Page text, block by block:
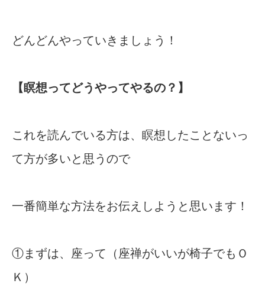
どんどんやっていきましょう！
【瞑想ってどうやってやるの？】
これを読んでいる方は、瞑想したことないっ
て方が多いと思うので
一番簡単な方法をお伝えしようと思います！
①まずは、座って（座禅がいいが椅子でもＯ
Ｋ）